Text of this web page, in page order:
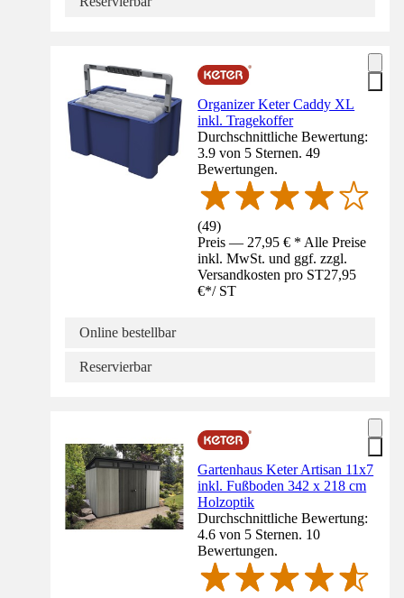
Organizer Keter Caddy XL
inkl. Tragekoffer
Durchschnittliche Bewertung:
3.9 von 5 Sternen. 49
Bewertungen.
(49)
Preis — 27,95 € * Alle Preise
inkl. MwSt. und ggf. zzgl.
Versandkosten pro ST27,95
€*/ ST
Online bestellbar
Reservierbar
Gartenhaus Keter Artisan 11x7
inkl. Fußboden 342 x 218 cm
Holzoptik
Durchschnittliche Bewertung:
4.6 von 5 Sternen. 10
Bewertungen.